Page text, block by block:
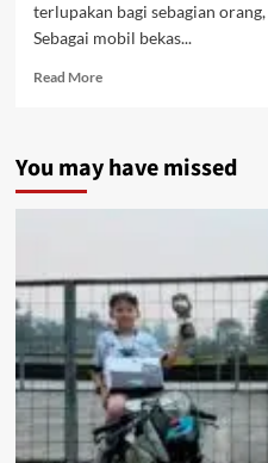
terlupakan bagi sebagian
Sebagai mobil bekas...
Read More
You may have missed